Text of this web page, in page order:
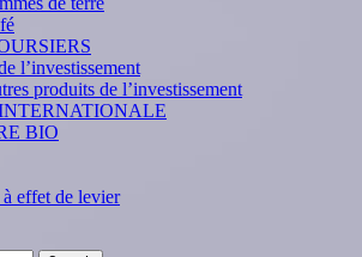
l’investissement
produits de l’investissement
BIO
effet de levier